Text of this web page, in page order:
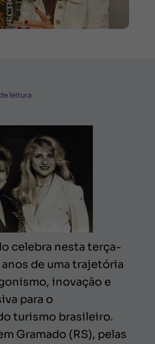
leitura
celebra nesta terça-
anos de uma trajetória
inovação e
para o
turismo brasileiro.
Gramado (RS), pelas